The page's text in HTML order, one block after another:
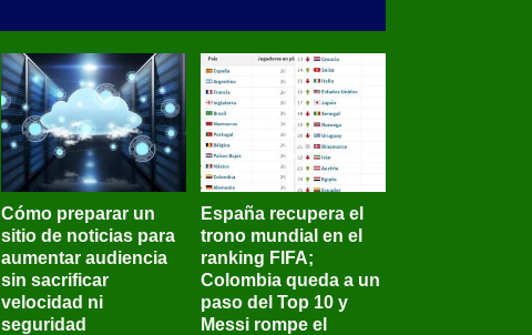
Cómo preparar un
sitio de noticias para
aumentar audiencia
sin sacrificar
velocidad ni
seguridad
España recupera el
trono mundial en el
ranking FIFA;
Colombia queda a un
paso del Top 10 y
Messi rompe el